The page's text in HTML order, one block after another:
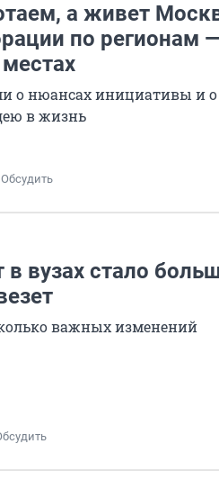
а живет
по регионам
о нюансах инициативы и о
в жизнь
Обсудить
вузах стало
важных изменений